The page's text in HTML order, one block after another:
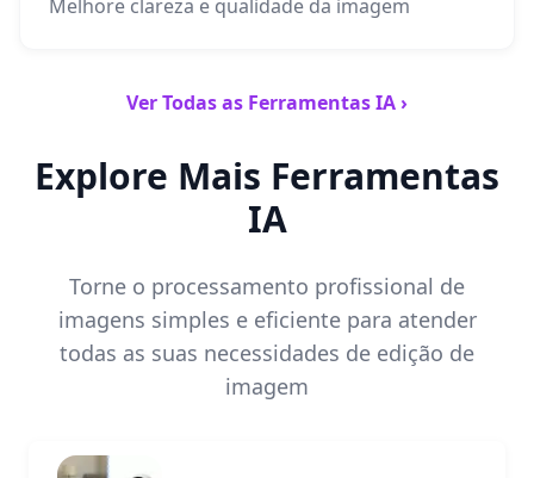
Melhore clareza e qualidade da imagem
Ver Todas as Ferramentas IA ›
Explore Mais Ferramentas
IA
Torne o processamento profissional de
imagens simples e eficiente para atender
todas as suas necessidades de edição de
imagem